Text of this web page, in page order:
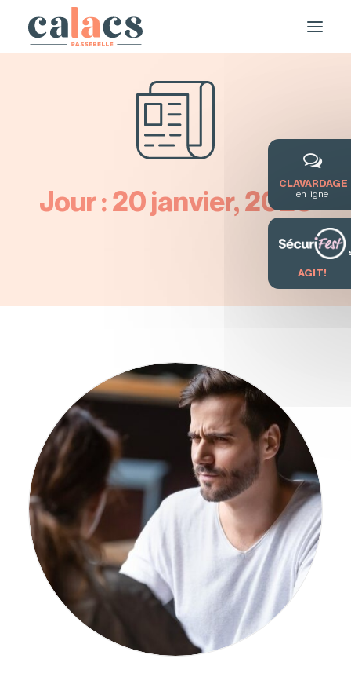
DEMANDE DE SERVICE / FORMATION
QUITTER LE SITE
Jour : 20 janvier, 2023
CLAVARDAGE
en ligne
AGIT!